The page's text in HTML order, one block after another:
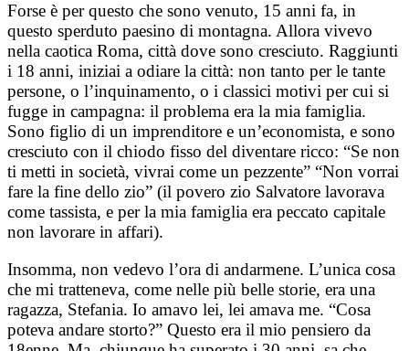
Forse è per questo che sono venuto, 15 anni fa, in
questo sperduto paesino di montagna. Allora vivevo
nella caotica Roma, città dove sono cresciuto. Raggiunti
i 18 anni, iniziai a odiare la città: non tanto per le tante
persone, o l’inquinamento, o i classici motivi per cui si
fugge in campagna: il problema era la mia famiglia.
Sono figlio di un imprenditore e un’economista, e sono
cresciuto con il chiodo fisso del diventare ricco: “Se non
ti metti in società, vivrai come un pezzente” “Non vorrai
fare la fine dello zio” (il povero zio Salvatore lavorava
come tassista, e per la mia famiglia era peccato capitale
non lavorare in affari).
Insomma, non vedevo l’ora di andarmene. L’unica cosa
che mi tratteneva, come nelle più belle storie, era una
ragazza, Stefania. Io amavo lei, lei amava me. “Cosa
poteva andare storto?” Questo era il mio pensiero da